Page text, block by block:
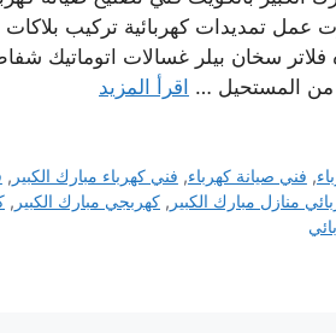
عمل تمديدات كهربائية تركيب
سخان بيلر غسالات اتوماتيك
من المستحيل … اقرأ المزيد
, فني صيانة كهرباء, فني كهرباء مبارك الكبير ,
منازل مبارك الكبير , كهربجي مبارك الكبير ,